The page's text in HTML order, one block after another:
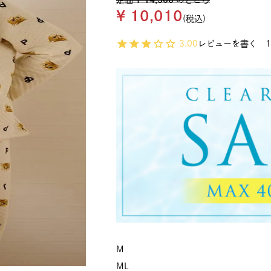
¥ 10,010 税込
3.00 レビューを書く 1
M
M